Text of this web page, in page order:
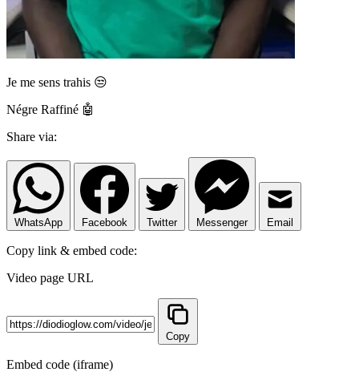
Je me sens trahis 😒
Négre Raffiné 🤖
Share via:
WhatsApp Facebook Twitter Messenger Email
Copy link & embed code:
Video page URL
Copy
Embed code (iframe)